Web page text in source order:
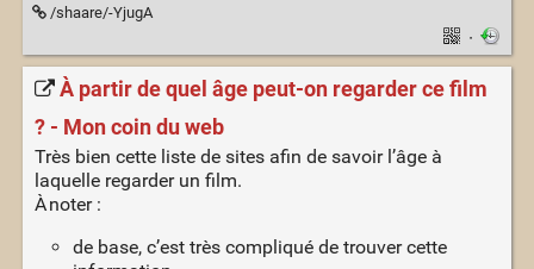
/shaare/-YjugA
·
À partir de quel âge peut-on regarder ce film
? - Mon coin du web
Très bien cette liste de sites afin de savoir l’âge à
laquelle regarder un film.
À noter :
de base, c’est très compliqué de trouver cette